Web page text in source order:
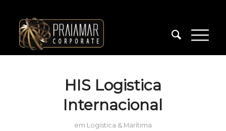
HIS Logistica
Internacional
em Logística & Marítima